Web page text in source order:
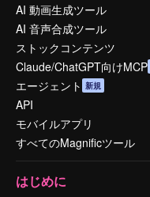
AI 動画生成ツール
AI 音声合成ツール
ストックコンテンツ
Claude/ChatGPT向けMCP
エージェント 新規
API
モバイルアプリ
すべてのMagnificツール
はじめに